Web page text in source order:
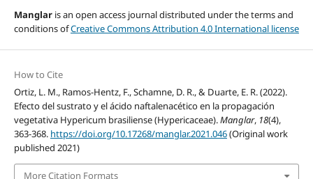
Manglar is an open access journal distributed under the terms and
conditions ofCreative Commons Attribution 4.0 International license
How to Cite
Ortiz, L. M., Ramos-Hentz, F., Schamne, D. R., & Duarte, E. R. (2022).
Efecto del sustrato y el ácido naftalenacético en la propagación
vegetativa Hypericum brasiliense (Hypericaceae).Manglar, 18(4),
363-368. https://doi.org/10.17268/manglar.2021.046(Original work
published 2021)
More Citation Formats